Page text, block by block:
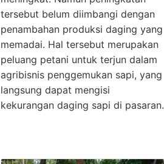
tersebut belum diimbangi dengan
penambahan produksi daging yang
memadai. Hal tersebut merupakan
peluang petani untuk terjun dalam
agribisnis penggemukan sapi, yang
langsung dapat mengisi
kekurangan daging sapi di pasaran.